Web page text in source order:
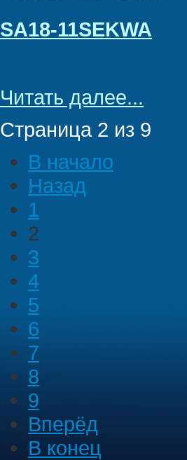
SA18-11SEKWA
Читать далее...
Страница 2 из 9
В начало
Назад
1
2
3
4
5
6
7
8
9
Вперёд
В конец